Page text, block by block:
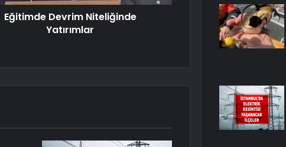
Eğitimde Devrim Niteliğinde
Yatırımlar